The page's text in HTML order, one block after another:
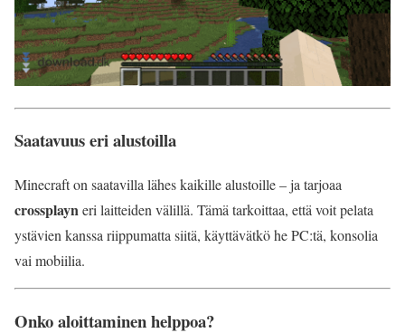
Saatavuus eri alustoilla
Minecraft on saatavilla lähes kaikille alustoille – ja tarjoaa
crossplayneri laitteiden välillä. Tämä tarkoittaa, että voit pelata
ystävien kanssa riippumatta siitä, käyttävätkö he PC:tä, konsolia
vai mobiilia.
Onko aloittaminen helppoa?